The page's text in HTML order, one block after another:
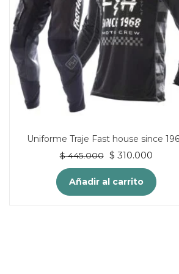
Uniforme Traje Fast house since
$445.000
El
precio
original
era:
$ 310.000El
actual
es:
Añadir al carrito